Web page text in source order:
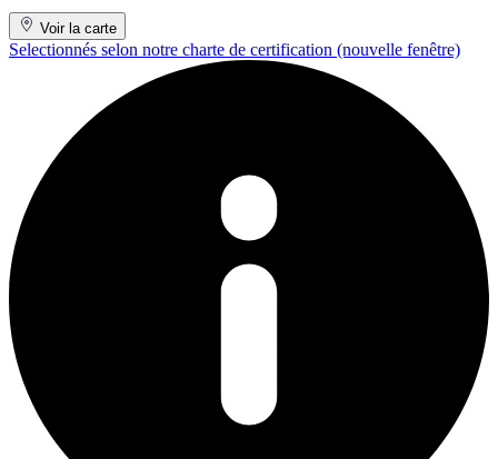
Voir la carte
Selectionnés selon notre charte de certification (nouvelle fenêtre)